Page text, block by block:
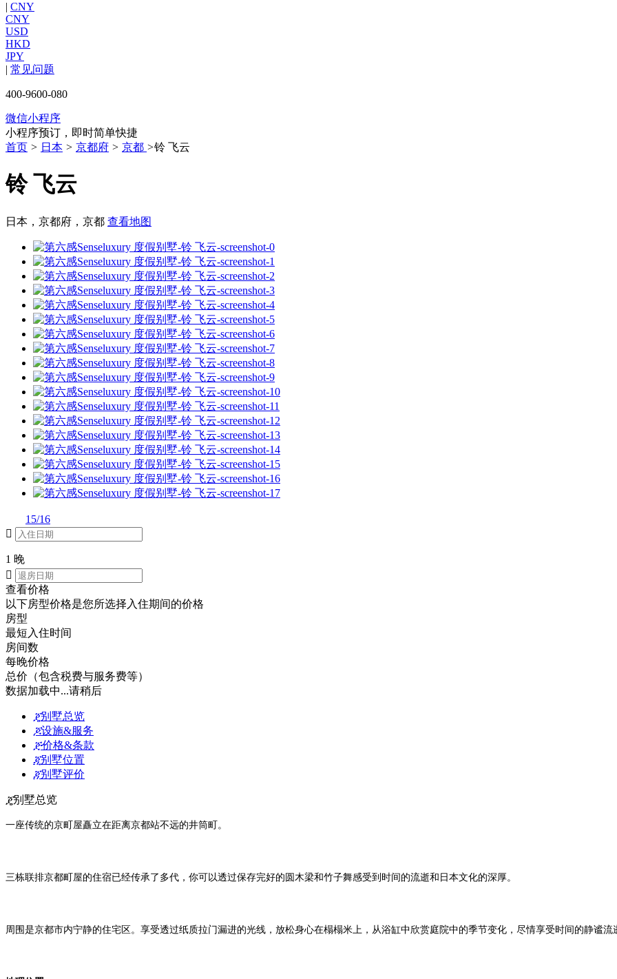
| CNY
CNY
USD
HKD
JPY
| 常见问题
400-9600-080
微信小程序
小程序预订，即时简单快捷
首页 > 日本 > 京都府 > 京都 >铃 飞云
铃 飞云
日本，京都府，京都 查看地图
15/16

1 晚

查看价格
以下房型价格是您所选择入住期间的价格
房型
最短入住时间
房间数
每晚价格
总价（包含税费与服务费等）
数据加载中...请稍后
ጄ别墅总览
ጆ设施&服务
ጅ价格&条款
ጂ别墅位置
ጃ别墅评价
ጄ别墅总览
一座传统的京町屋矗立在距离京都站不远的井筒町。
三栋联排京都町屋的住宿已经传承了多代，你可以透过保存完好的圆木梁和竹子舞感受到时间的流逝和日本文化的深厚。
周围是京都市内宁静的住宅区。享受透过纸质拉门漏进的光线，放松身心在榻榻米上，从浴缸中欣赏庭院中的季节变化，尽情享受时间的静谧流